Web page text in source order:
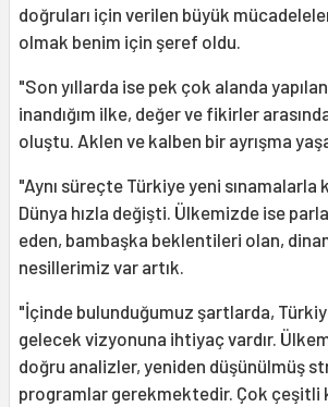
doğruları için verilen büyük
olmak benim için şeref oldu.
"Son yıllarda ise pek çok alanda
inandığım ilke, değer ve fikirler
oluştu. Aklen ve kalben bir ayrışma
"Aynı süreçte Türkiye yeni sınamalarla
Dünya hızla değişti. Ülkemizde ise
eden, bambaşka beklentileri olan,
nesillerimiz var artık.
"İçinde bulunduğumuz şartlarda,
gelecek vizyonuna ihtiyaç vardır.
doğru analizler, yeniden düşünülmüş
programlar gerekmektedir. Çok çeşitli